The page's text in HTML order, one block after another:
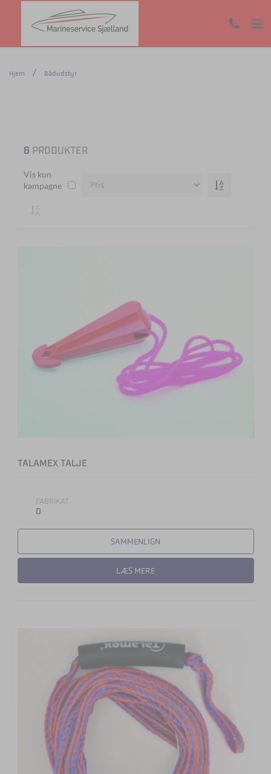
Hjem Bådudstyr
6 PRODUKTER
Vis kun
kampagne
TALAMEX TALJE
FABRIKAT
0
SAMMENLIGN
LÆS MERE